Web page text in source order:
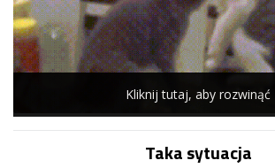
Kliknij tutaj, aby rozwinąć
Taka sytuacja